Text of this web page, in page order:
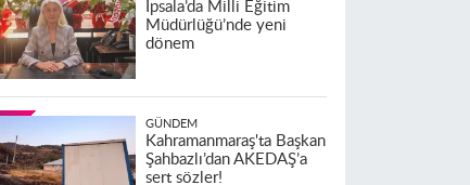
İpsala’da Milli Eğitim
Müdürlüğü’nde yeni
dönem
GÜNDEM
Kahramanmaraş'ta Başkan
Şahbazlı’dan AKEDAŞ’a
sert sözler!